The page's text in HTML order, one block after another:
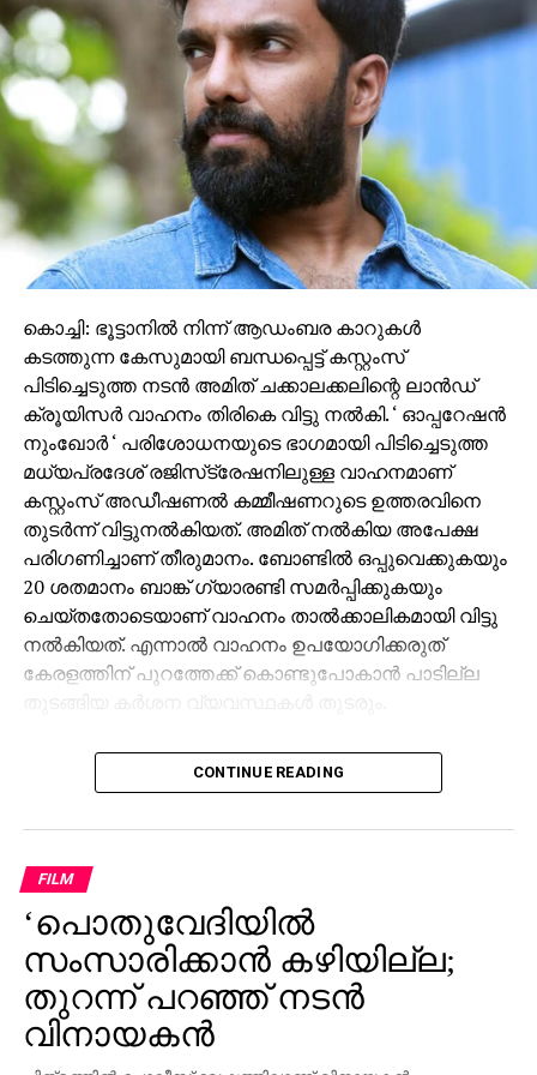
2013ൽ പുറത്തിറങ്ങിയ ആദ്യഭാഗം ബോക്‌സ്
ഓഫീസിൽ വൻ വിജയം നേടി; 2021ൽ രണ്ടാം ഭാഗം
ആമസോൺ പ്രൈം വീഡിയോയിലൂടെ OTT
റിലീസായിരുന്നു. കുടുംബത്തെ സംരക്ഷിക്കാൻ കേബിൾ
ടിവി നെറ്റ്‌വർക്കുടമ ജോര്‍ജുകുട്ടി (മോഹൻലാൽ)
നടത്തുന്ന കഠിന പോരാട്ടമാണ് കഥയുടെ പ്രമേയം.
കൊച്ചി: ഭൂട്ടാനില്‍ നിന്ന് ആഡംബര കാറുകള്‍
കടത്തുന്ന കേസുമായി ബന്ധപ്പെട്ട് കസ്റ്റംസ്
പിടിച്ചെടുത്ത നടന്‍ അമിത് ചക്കാലക്കലിന്റെ ലാന്‍ഡ്
ക്രൂയിസര്‍ വാഹനം തിരികെ വിട്ടു നല്‍കി. ‘ ഓപ്പറേഷന്‍
നുംഖോര്‍ ‘ പരിശോധനയുടെ ഭാഗമായി പിടിച്ചെടുത്ത
മധ്യപ്രദേശ് രജിസ്‌ട്രേഷനിലുള്ള വാഹനമാണ്
കസ്റ്റംസ് അഡീഷണല്‍ കമ്മീഷണറുടെ ഉത്തരവിനെ
തുടര്‍ന്ന് വിട്ടുനല്‍കിയത്. അമിത് നല്‍കിയ അപേക്ഷ
പരിഗണിച്ചാണ് തീരുമാനം. ബോണ്ടില്‍ ഒപ്പുവെക്കുകയും
20 ശതമാനം ബാങ്ക് ഗ്യാരണ്ടി സമര്‍പ്പിക്കുകയും
ചെയ്തതോടെയാണ് വാഹനം താല്‍ക്കാലികമായി വിട്ടു
നല്‍കിയത്. എന്നാല്‍ വാഹനം ഉപയോഗിക്കരുത്
കേരളത്തിന് പുറത്തേക്ക് കൊണ്ടുപോകാന്‍ പാടില്ല
ഭൂട്ടാനില്‍ നിന്ന് നികുതി വെട്ടിച്ച് വാഹനങ്ങള്‍
കേരളത്തിലേക്ക് കടത്തിയതുമായി ബന്ധപ്പെട്ട കസ്റ്റംസ്
ചക്കാലക്കല്‍ ഒന്നിലധികം തവണ കസ്റ്റംസ് മുന്നില്‍
ഹാജരായി രേഖകള്‍ സമര്‍പ്പിച്ചിരുന്നു. ഗാരേജില്‍
നിന്നുള്ള വാഹനങ്ങള്‍
അറ്റകുറ്റപ്പണിക്കെത്തിച്ചതാണെന്ന് അമിത് വ്യക്തമാക്കി.
വാഹനങ്ങളുടെ യഥാര്‍ത്ഥ ഉടമകളും നേരത്തെ കസ്റ്റംസ്
ഉദ്യോഗസ്ഥരോട് ഹാജരായിരുന്നു. ഭൂട്ടാന്‍, നേപ്പാള്‍
റൂട്ടുകളിലൂടെ ലാന്‍ഡ് ക്രൂയിസര്‍, ഡിഫന്‍ഡര്‍
CONTINUE READING
FILM
‘പൊതുവേദിയില്‍
സംസാരിക്കാന്‍ കഴിയില്ല;
തുറന്ന് പറഞ്ഞ് നടന്‍
വിനായകന്‍